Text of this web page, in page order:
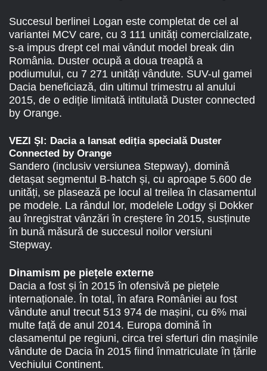
Succesul berlinei Logan este completat de cel al
variantei MCV care, cu 3 111 unități comercializate,
s-a impus drept cel mai vândut model break din
România. Duster ocupă a doua treaptă a
podiumului, cu 7 271 unități vândute. SUV-ul gamei
Dacia beneficiază, din ultimul trimestru al anului
2015, de o ediție limitată intitulată Duster connected
by Orange.
VEZI ȘI: Dacia a lansat ediția specială Duster
Connected by Orange
Sandero (inclusiv versiunea Stepway), domină
detașat segmentul B-hatch și, cu aproape 5.600 de
unități, se plasează pe locul al treilea în clasamentul
pe modele. La rândul lor, modelele Lodgy și Dokker
au înregistrat vânzări în creștere în 2015, susținute
în bună măsură de succesul noilor versiuni
Stepway.
Dinamism pe piețele externe
Dacia a fost și în 2015 în ofensivă pe piețele
internaționale. În total, în afara României au fost
vândute anul trecut 513 974 de mașini, cu 6% mai
multe față de anul 2014. Europa domină în
clasamentul pe regiuni, circa trei sferturi din mașinile
vândute de Dacia în 2015 fiind înmatriculate în țările
Vechiului Continent.